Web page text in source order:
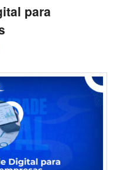
para